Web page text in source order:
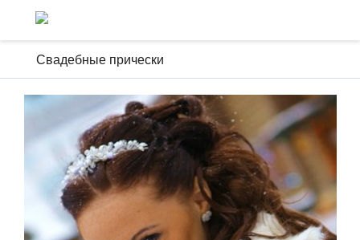
Свадебные прически